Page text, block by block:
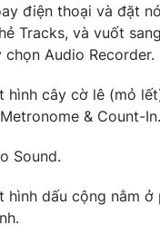
Infographic
Shorts
Bất động
điện thoại và đặt
Tracks, và vuốt
Audio Recorder.
hình cây cờ lê (mỏ
& Count-In.
Sound.
hình dấu cộng nằm